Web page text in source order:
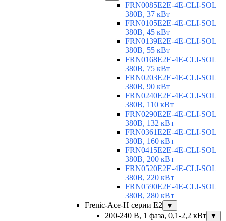
FRN0085E2E-4E-CLI-SOL
380В, 37 кВт
FRN0105E2E-4E-CLI-SOL
380В, 45 кВт
FRN0139E2E-4E-CLI-SOL
380В, 55 кВт
FRN0168E2E-4E-CLI-SOL
380В, 75 кВт
FRN0203E2E-4E-CLI-SOL
380В, 90 кВт
FRN0240E2E-4E-CLI-SOL
380В, 110 кВт
FRN0290E2E-4E-CLI-SOL
380В, 132 кВт
FRN0361E2E-4E-CLI-SOL
380В, 160 кВт
FRN0415E2E-4E-CLI-SOL
380В, 200 кВт
FRN0520E2E-4E-CLI-SOL
380В, 220 кВт
FRN0590E2E-4E-CLI-SOL
380В, 280 кВт
Frenic-Ace-H серии E2
▼
200-240 В, 1 фаза, 0,1-2,2 кВт ▼